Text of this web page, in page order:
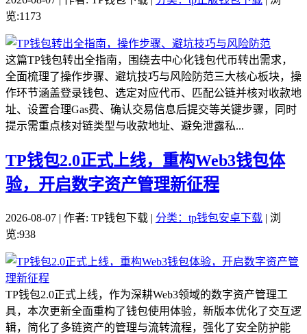
览:1173
这篇TP钱包转出全指南，围绕去中心化钱包代币转出需求，
全面梳理了操作步骤、避坑技巧与风险防范三大核心板块，操
作环节涵盖登录钱包、选定对应代币、匹配公链并核对收款地
址、设置合理Gas费、确认交易信息后提交等关键步骤，同时
提示需重点核对链类型与收款地址、避免泄露私...
TP钱包2.0正式上线，重构Web3钱包体
验，开启数字资产管理新征程
2026-08-07 | 作者: TP钱包下载 | 分类：tp钱包安卓下载 | 浏
览:938
TP钱包2.0正式上线，作为深耕Web3领域的数字资产管理工
具，本次更新全面重构了钱包使用体验，新版本优化了交互逻
辑，简化了多链资产的管理与流转流程，强化了安全防护能